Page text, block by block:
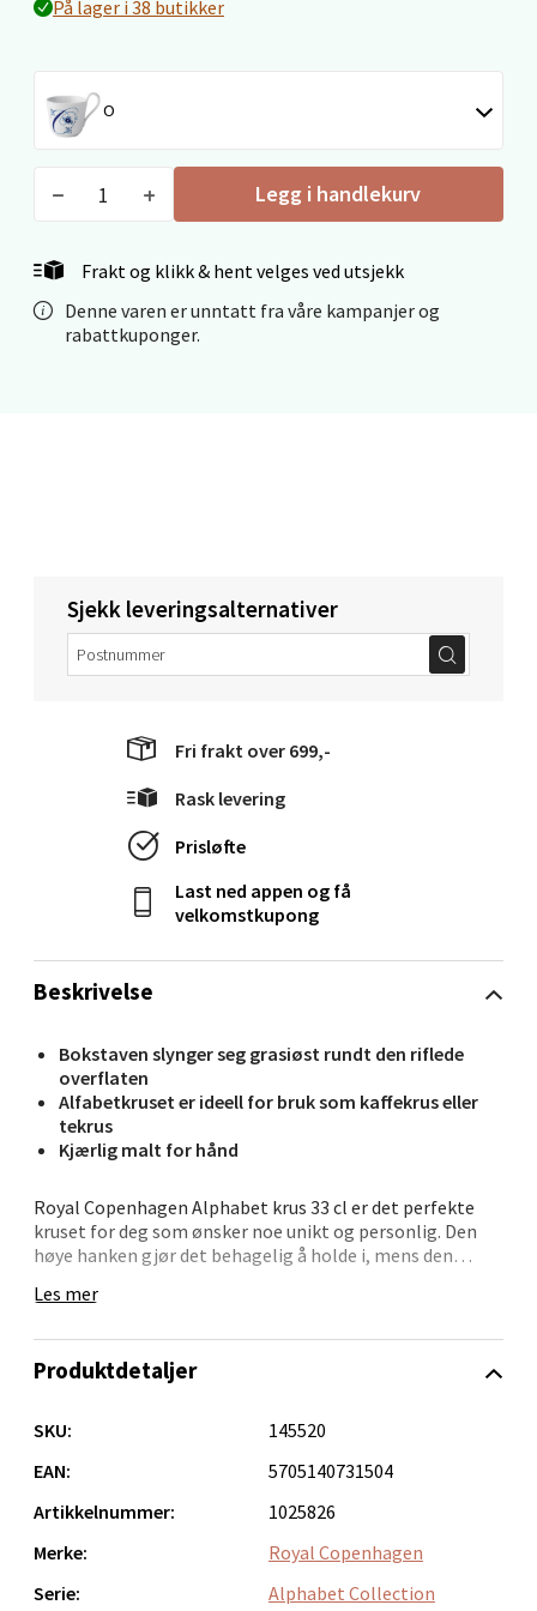
På lager i 38 butikker
O
Legg i handlekurv
Frakt og klikk & hent velges ved utsjekk
Denne varen er unntatt fra våre kampanjer og
rabattkuponger.
Beskrivelse
Bokstaven slynger seg grasiøst rundt den riflede
overflaten
Alfabetkruset er ideell for bruk som kaffekrus eller
tekrus
Kjærlig malt for hånd
Royal Copenhagen Alphabet krus 33 cl er det perfekte
kruset for deg som ønsker noe unikt og personlig. Den
høye hanken gjør det behagelig å holde i, mens den
ornamenter fra Musselmalt Riflet – gir koppen et delikat
Kruset passer utmerket til både te, kaffe og varm
daglig bruk. En nydelig gaveidé, eller et lite luksuriøst
• Unik bokstav – håndmalt i koboltblått
• Høyhank for komfort og stabilitet
• Klassisk Royal Copenhagen-estetikk
• Slitesterk kvalitet for daglig bruk
Les mer
Sjekk leveringsalternativer
Fri frakt over 699,-
Rask levering
Prisløfte
Last ned appen og få
velkomstkupong
Produktdetaljer
SKU:
145520
EAN:
5705140731504
Artikkelnummer:
1025826
Merke:
Royal Copenhagen
Serie:
Alphabet Collection
3 i butikk
Velg
Ålesund - Thon Senter Moa
Molde - Moldetorget
Torget 1, 6413 Molde
0 i butikk
Narvik - Thon Senter
Malmporten
1 i butikk
Bergen - Oasen Senter
Åpent i dag 10-21
0 i butikk
Oppdal - Aunasenteret